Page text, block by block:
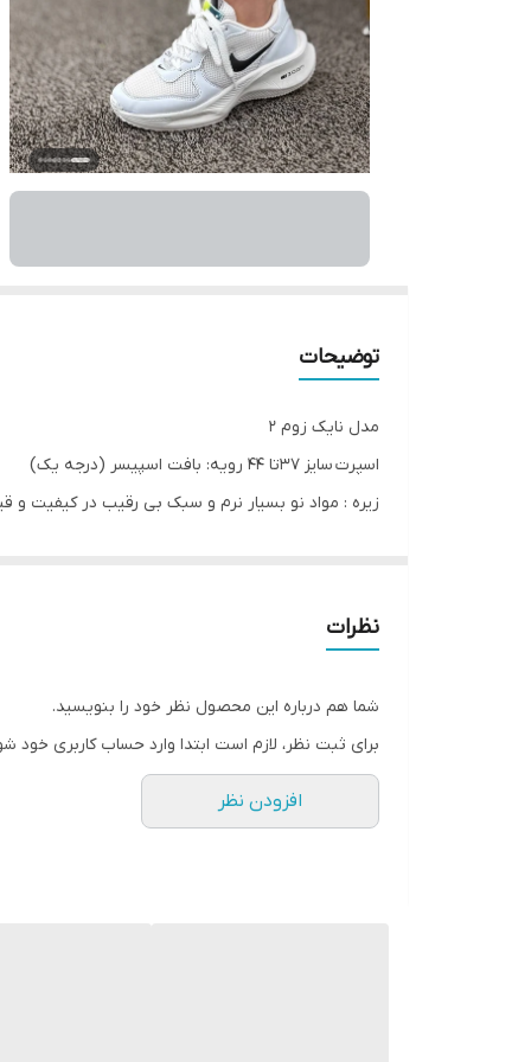
توضیحات
مدل نایک زوم ۲
اسپرت سایز 37تا 44 رویه: بافت اسپیسر (درجه یک)
زیره : مواد نو بسیار نرم و سبک بی رقیب در کیفیت و
نظرات
شما هم درباره این محصول نظر خود را بنویسید.
برای ثبت نظر، لازم است ابتدا وارد حساب کاربری خود
افزودن نظر